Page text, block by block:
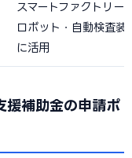
スマートファクトリー
ロボット・自動検査装
に活用
援補助金の申請ポ